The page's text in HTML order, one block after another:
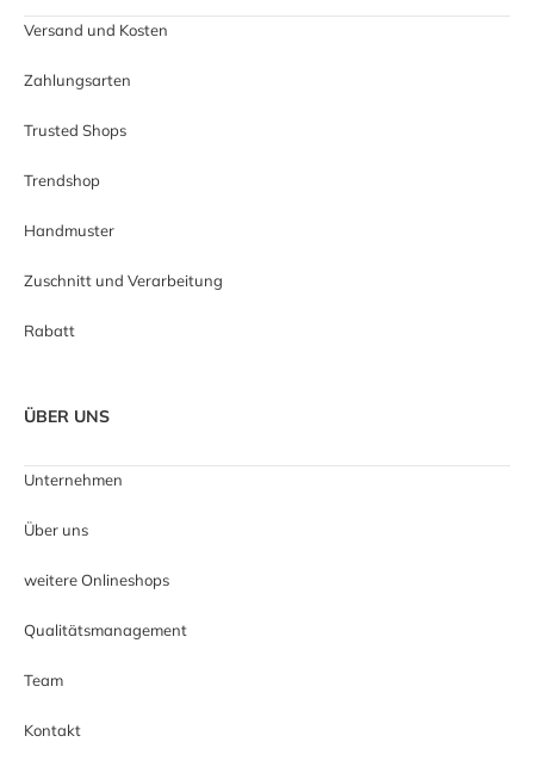
Versand und Kosten
Zahlungsarten
Trusted Shops
Trendshop
Handmuster
Zuschnitt und Verarbeitung
Rabatt
ÜBER UNS
Unternehmen
Über uns
weitere Onlineshops
Qualitätsmanagement
Team
Kontakt